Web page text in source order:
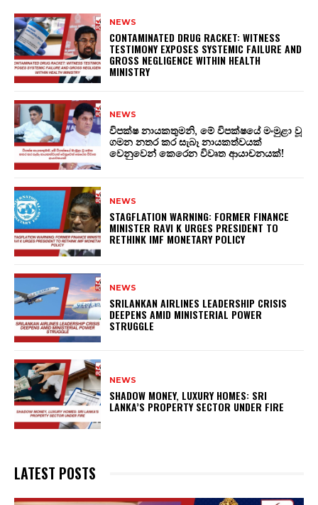
NEWS
CONTAMINATED DRUG RACKET: WITNESS
TESTIMONY EXPOSES SYSTEMIC FAILURE AND
GROSS NEGLIGENCE WITHIN HEALTH
MINISTRY
NEWS
විපක්ෂ නායකතුමනි, මේ විපක්ෂයේ මංමුළා වූ
ගමන නතර කර සැබෑ නායකත්වයක්
වෙනුවෙන් කෙරෙන විවෘත ආයාචනයක්!
NEWS
STAGFLATION WARNING: FORMER FINANCE
MINISTER RAVI K URGES PRESIDENT TO
RETHINK IMF MONETARY POLICY
NEWS
SRILANKAN AIRLINES LEADERSHIP CRISIS
DEEPENS AMID MINISTERIAL POWER
STRUGGLE
NEWS
SHADOW MONEY, LUXURY HOMES: SRI
LANKA’S PROPERTY SECTOR UNDER FIRE
LATEST POSTS